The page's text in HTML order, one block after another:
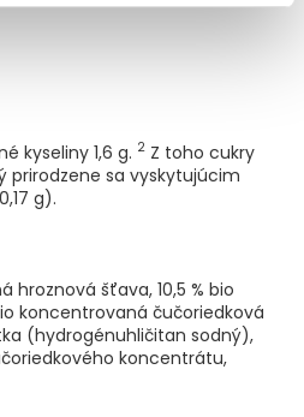
kyseliny 1,6 g. 2 Z toho cukry
prirodzene sa vyskytujúcim
g).
hroznová šťava, 10,5 % bio
koncentrovaná čučoriedková
(hydrogénuhličitan sodný),
koncentrátu,